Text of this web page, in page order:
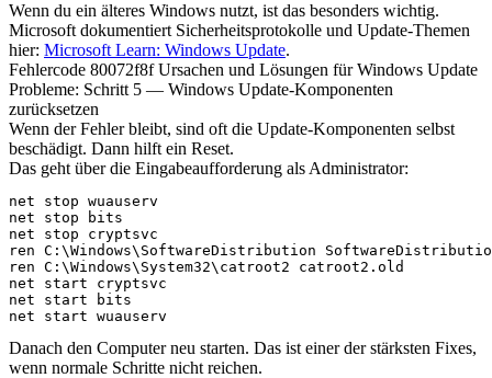
Wenn du ein älteres Windows nutzt, ist das besonders wichtig.
Microsoft dokumentiert Sicherheitsprotokolle und Update-Themen
hier: Microsoft Learn: Windows Update.
Fehlercode 80072f8f Ursachen und Lösungen für Windows Update
Probleme: Schritt 5 — Windows Update-Komponenten
zurücksetzen
Wenn der Fehler bleibt, sind oft die Update-Komponenten selbst
beschädigt. Dann hilft ein Reset.
Das geht über die Eingabeaufforderung als Administrator:
net stop wuauserv
net stop bits
net stop cryptsvc
ren C:\Windows\SoftwareDistribution
ren C:\Windows\System32\catroot2 catroot2.old
net start cryptsvc
net start bits
net start wuauserv
Danach den Computer neu starten. Das ist einer der stärksten Fixes,
wenn normale Schritte nicht reichen.